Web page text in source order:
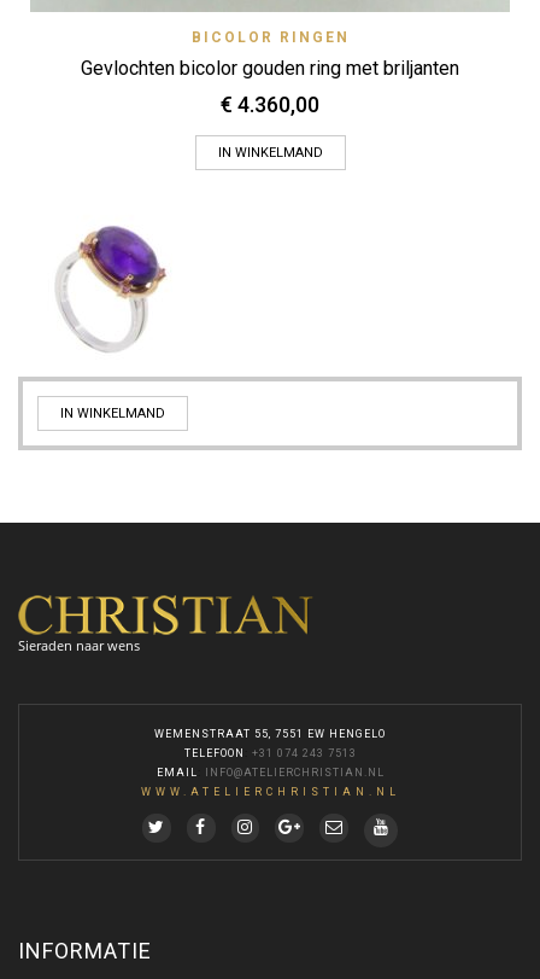
BICOLOR RINGEN
Gevlochten bicolor gouden ring met briljanten
€ 4.360,00
IN WINKELMAND
IN WINKELMAND
Sieraden naar wens
WEMENSTRAAT 55, 7551 EW HENGELO
TELEFOON
+31 074 243 7513
EMAIL
INFO@ATELIERCHRISTIAN.NL
WWW.ATELIERCHRISTIAN.NL
INFORMATIE